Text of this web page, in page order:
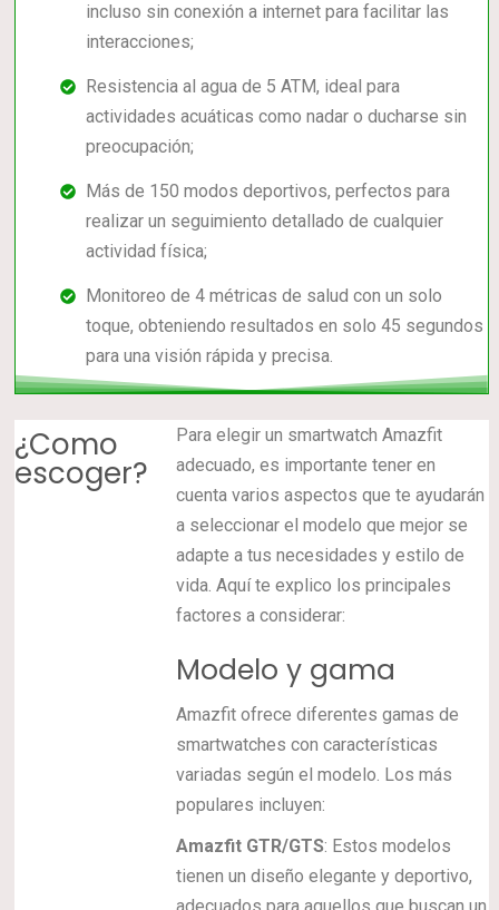
incluso sin conexión a internet para facilitar las
interacciones;
Resistencia al agua de 5 ATM, ideal para
actividades acuáticas como nadar o ducharse sin
preocupación;
Más de 150 modos deportivos, perfectos para
realizar un seguimiento detallado de cualquier
actividad física;
Monitoreo de 4 métricas de salud con un solo
toque, obteniendo resultados en solo 45 segundos
para una visión rápida y precisa.
¿Como
escoger?
Para elegir un smartwatch Amazfit
adecuado, es importante tener en
cuenta varios aspectos que te ayudarán
a seleccionar el modelo que mejor se
adapte a tus necesidades y estilo de
vida. Aquí te explico los principales
factores a considerar:
Modelo y gama
Amazfit ofrece diferentes gamas de
smartwatches con características
variadas según el modelo. Los más
populares incluyen:
Amazfit GTR/GTS: Estos modelos
tienen un diseño elegante y deportivo,
adecuados para aquellos que buscan un